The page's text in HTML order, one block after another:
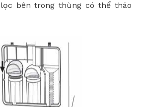
lọc bêntrong thùng cóthểtháo